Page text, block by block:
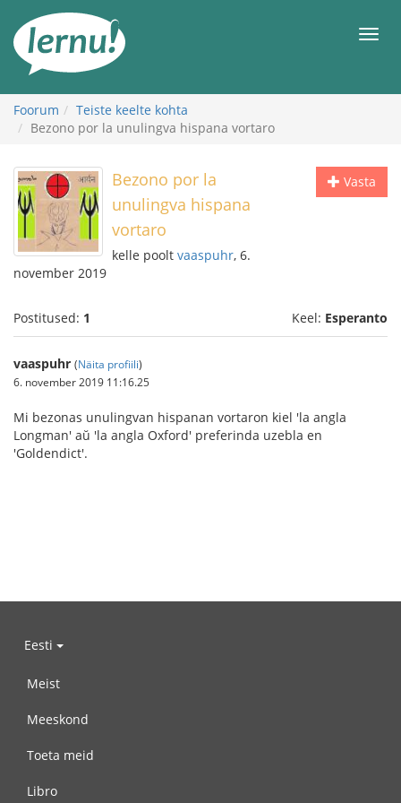
juurde
Foorum
Teiste keelte kohta
Bezono por la unulingva hispana vortaro
Vasta
Bezono por la
unulingva hispana
vortaro
kelle poolt vaaspuhr, 6.
november 2019
Postitused: 1 Keel: Esperanto
vaaspuhr (Näita profiili)
6. november 2019 11:16.25
Mi bezonas unulingvan hispanan vortaron kiel 'la angla
Longman' aŭ 'la angla Oxford' preferinda uzebla en
'Goldendict'.
Eesti
Meist
Meeskond
Toeta meid
Libro